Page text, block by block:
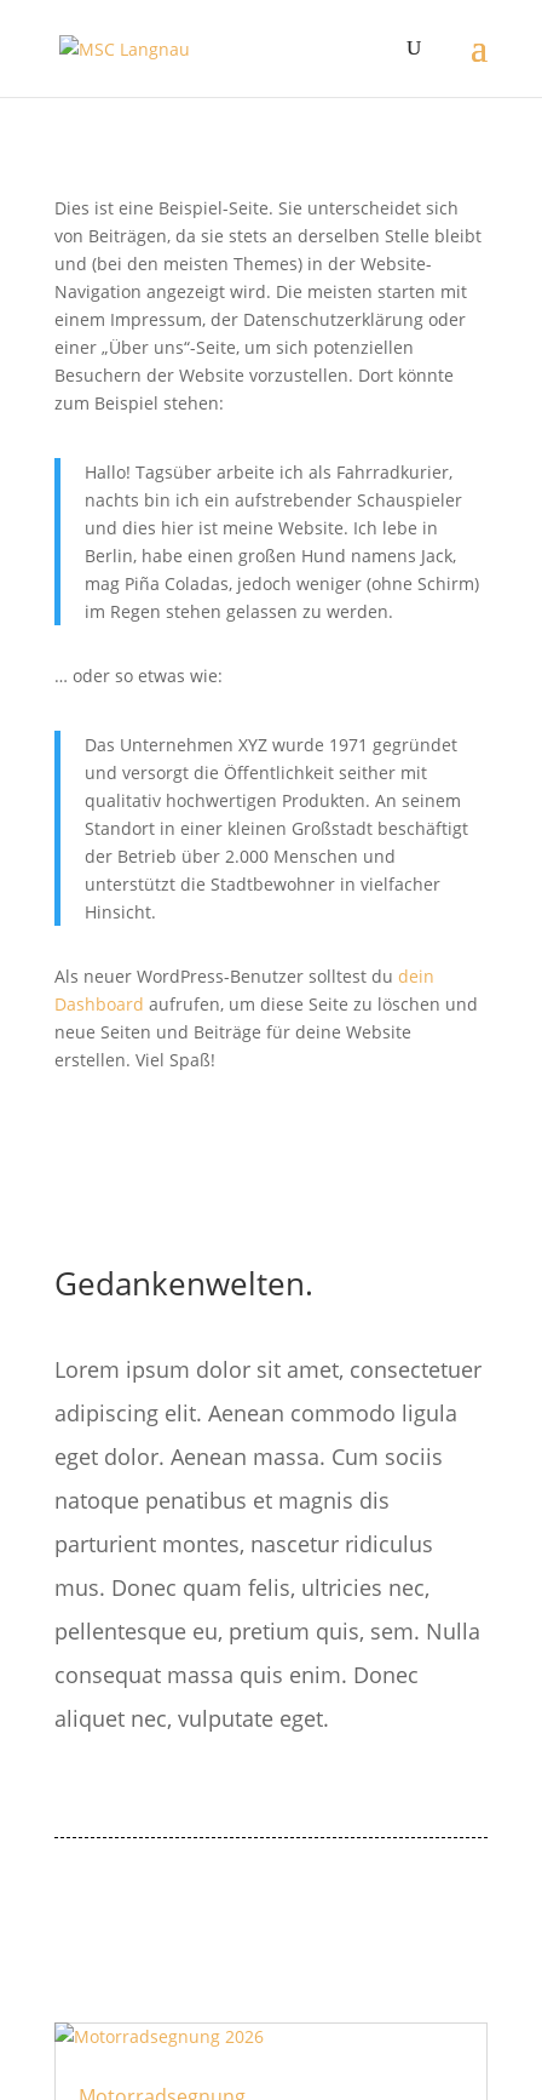
Dies ist eine Beispiel-Seite. Sie unterscheidet sich
von Beiträgen, da sie stets an derselben Stelle bleibt
und (bei den meisten Themes) in der Website-
Navigation angezeigt wird. Die meisten starten mit
einem Impressum, der Datenschutzerklärung oder
einer „Über uns“-Seite, um sich potenziellen
Besuchern der Website vorzustellen. Dort könnte
zum Beispiel stehen:
Hallo! Tagsüber arbeite ich als Fahrradkurier,
nachts bin ich ein aufstrebender Schauspieler
und dies hier ist meine Website. Ich lebe in
Berlin, habe einen großen Hund namens Jack,
mag Piña Coladas, jedoch weniger (ohne Schirm)
im Regen stehen gelassen zu werden.
… oder so etwas wie:
Das Unternehmen XYZ wurde 1971 gegründet
und versorgt die Öffentlichkeit seither mit
qualitativ hochwertigen Produkten. An seinem
Standort in einer kleinen Großstadt beschäftigt
der Betrieb über 2.000 Menschen und
unterstützt die Stadtbewohner in vielfacher
Hinsicht.
Als neuer WordPress-Benutzer solltest du dein
Dashboard aufrufen, um diese Seite zu löschen und
neue Seiten und Beiträge für deine Website
erstellen. Viel Spaß!
Gedankenwelten.
Lorem ipsum dolor sit amet, consectetuer
adipiscing elit. Aenean commodo ligula
eget dolor. Aenean massa. Cum sociis
natoque penatibus et magnis dis
parturient montes, nascetur ridiculus
mus. Donec quam felis, ultricies nec,
pellentesque eu, pretium quis, sem. Nulla
consequat massa quis enim. Donec
aliquet nec, vulputate eget.